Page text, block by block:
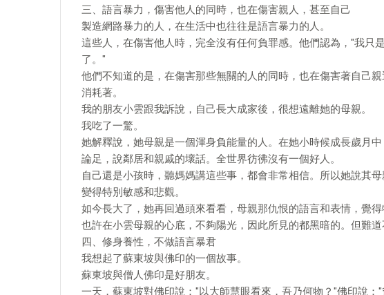
三、語言暴力，傷害他人的同時，也在傷害親人，甚至自己
製造網路暴力的人，在生活中也往往是語言暴力的人。
這些人，在傷害他人時，完全沒有任何負罪感。他們認為，"我只
了。"
他們不知道的是，在傷害那些無關的人的同時，也在傷害著自己
消耗著。
我的朋友小雲跟我訴說，自己長大成家後，很想遠離她的母親。
我吃了一驚。
她解釋說，她母親是一個渾身負能量的人。在她小時候成長歲月
論足，說鄰居和親戚的壞話。全世界彷彿沒有一個好人。
自己還是小孩時，聽媽媽講這些事，都會非常相信。所以她說其
變得特別敏感和悲觀。
如今長大了，她再回過頭來看看，母親那仇恨的語言和表情，覺得
也許在小雲母親的心底，不夠陽光，因此所見的都黑暗的。但難
四、修身養性，不做語言暴君
我想起了蘇東坡與佛印的一個故事。
蘇東坡與僧人佛印是好朋友。
一天，蘇東坡對佛印說："以大師慧眼看來，吾乃何物？"佛印說